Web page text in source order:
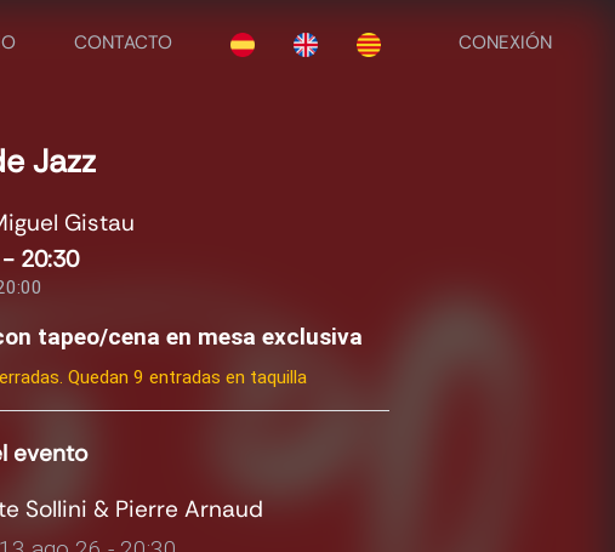
CONTACTO CONEXIÓN
Jazz
Gistau
20:30
tapeo/cena en mesa exclusiva
Quedan 9 entradas en taquilla
evento
Sollini & Pierre Arnaud